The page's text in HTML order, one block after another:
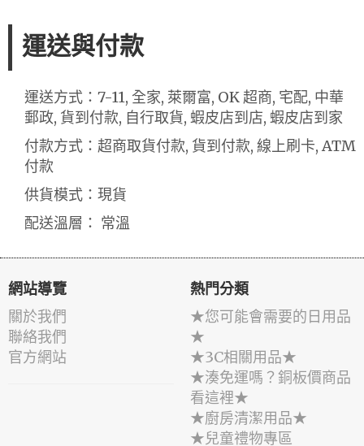
運送與付款
運送方式：7-11, 全家, 萊爾富, OK 超商, 宅配, 中華
郵政, 貨到付款, 自行取貨, 蝦皮店到店, 蝦皮店到家
付款方式：超商取貨付款, 貨到付款, 線上刷卡, ATM
付款
供貨模式：現貨
配送溫層： 常溫
網站導覽
關於我們
聯絡我們
官方網站
熱門分類
★您可能會需要的日用品
★
★3C相關用品★
★湊免運嗎？銅板價商品
看這裡★
★廚房清潔用品★
★兒童禮物專區